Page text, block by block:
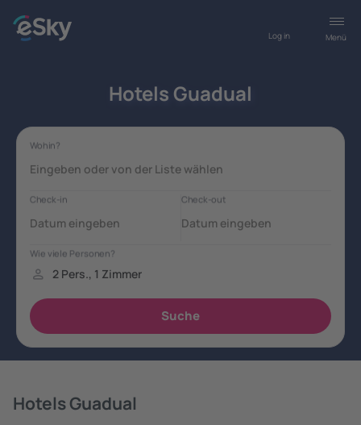
Menü
Log in
Hotels Guadual
Hotels Guadual